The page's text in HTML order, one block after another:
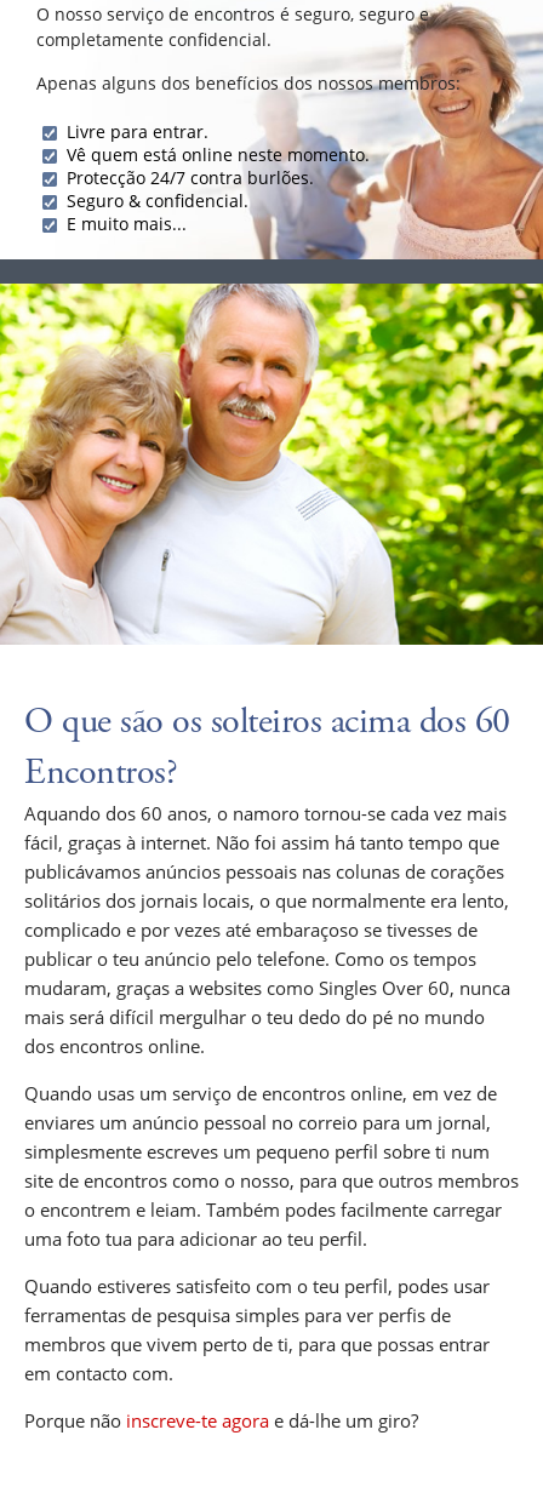
O nosso serviço de encontros é seguro, seguro e
completamente confidencial.
Apenas alguns dos benefícios dos nossos membros:
Livre para entrar.
Vê quem está online neste momento.
Protecção 24/7 contra burlões.
Seguro & confidencial.
E muito mais...
O que são os solteiros acima dos 60
Encontros?
Aquando dos 60 anos, o namoro tornou-se cada vez mais
fácil, graças à internet. Não foi assim há tanto tempo que
publicávamos anúncios pessoais nas colunas de corações
solitários dos jornais locais, o que normalmente era lento,
complicado e por vezes até embaraçoso se tivesses de
publicar o teu anúncio pelo telefone. Como os tempos
mudaram, graças a websites como Singles Over 60, nunca
mais será difícil mergulhar o teu dedo do pé no mundo
dos encontros online.
Quando usas um serviço de encontros online, em vez de
enviares um anúncio pessoal no correio para um jornal,
simplesmente escreves um pequeno perfil sobre ti num
site de encontros como o nosso, para que outros membros
o encontrem e leiam. Também podes facilmente carregar
uma foto tua para adicionar ao teu perfil.
Quando estiveres satisfeito com o teu perfil, podes usar
ferramentas de pesquisa simples para ver perfis de
membros que vivem perto de ti, para que possas entrar
em contacto com.
Porque não inscreve-te agora e dá-lhe um giro?